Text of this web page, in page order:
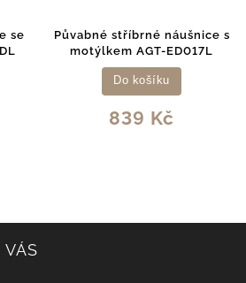
stříbrné náušnice s
motýlkem AGT-ED017L
839 Kč
Jemné